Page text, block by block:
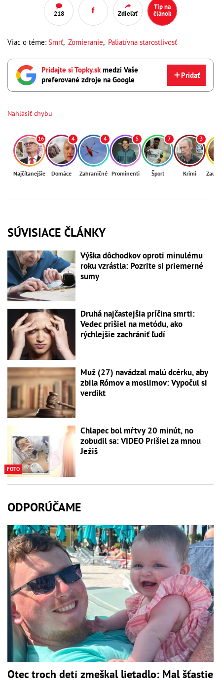
218 Zdieľať
Tip na
článok
Viac o téme: Smrť, Zomieranie, Paliatívna starostlivosť
Pridajte si Topky.skmedzi Vaše
preferované zdroje na Google
Pridať
Nahlásiť chybu
16
Najčítanejšie
4
Domáce
4
Zahraničné
5
Prominenti
7
Šport
3
Krimi
SÚVISIACE ČLÁNKY
Výška dôchodkov oproti minulému
roku vzrástla: Pozrite si priemerné
sumy
Druhá najčastejšia príčina smrti:
Vedec prišiel na metódu, ako
rýchlejšie zachrániť ľudí
Muž (27) navádzal malú dcérku, aby
zbila Rómov a moslimov: Vypočul si
verdikt
FOTO
Chlapec bol mŕtvy 20 minút, no
zobudil sa: VIDEO Prišiel za mnou
Ježiš
ODPORÚČAME
Otec troch detí zmeškal lietadlo: Mal šťastie